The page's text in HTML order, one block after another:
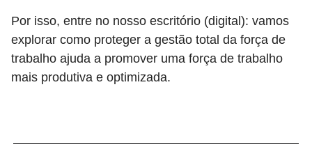
Por isso, entre no nosso escritório (digital): vamos
explorar como proteger a gestão total da força de
trabalho ajuda a promover uma força de trabalho
mais produtiva e optimizada.